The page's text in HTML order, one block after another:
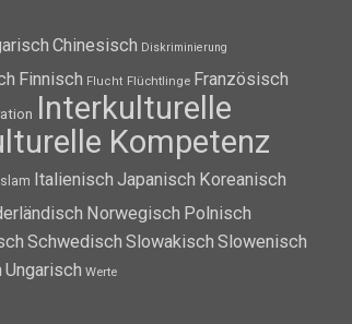
Chinesisch Diskriminierung
Finnisch Flucht Flüchtlinge Französisch
Interkulturelle
Kompetenz
Islam Italienisch Japanisch Koreanisch
Norwegisch Polnisch
Schwedisch Slowakisch Slowenisch
Ungarisch Werte